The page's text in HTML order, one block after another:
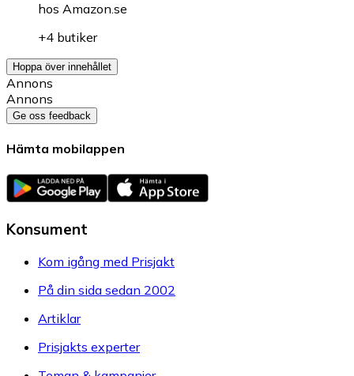
hos Amazon.se
+4 butiker
Hoppa över innehållet
Annons
Annons
Ge oss feedback
Hämta mobilappen
Konsument
Kom igång med Prisjakt
På din sida sedan 2002
Artiklar
Prisjakts experter